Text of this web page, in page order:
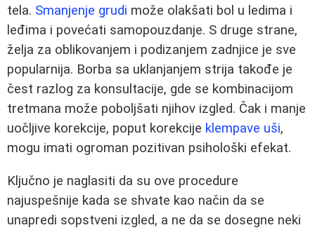
tela. Smanjenje grudi može olakšati bol u ledima i
leđima i povećati samopouzdanje. S druge strane,
želja za oblikovanjem i podizanjem zadnjice je sve
popularnija. Borba sa uklanjanjem strija takođe je
čest razlog za konsultacije, gde se kombinacijom
tretmana može poboljšati njihov izgled. Čak i manje
uočljive korekcije, poput korekcije klempave uši,
mogu imati ogroman pozitivan psihološki efekat.
Ključno je naglasiti da su ove procedure
najuspešnije kada se shvate kao način da se
unapredi sopstveni izgled, a ne da se dosegne neki